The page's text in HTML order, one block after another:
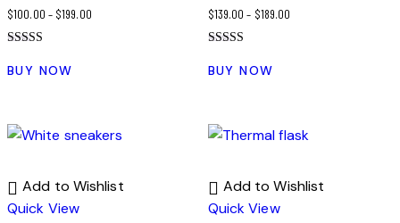
$100.00 – $199.00
mit
4.00
BUY NOW
$139.00 – $189.00
mit
4.00
BUY NOW
Add to Wishlist
Quick View
Add to Wishlist
Quick View